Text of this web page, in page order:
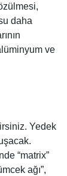
daha
ve
Yedek
“matrix”
ağı”,